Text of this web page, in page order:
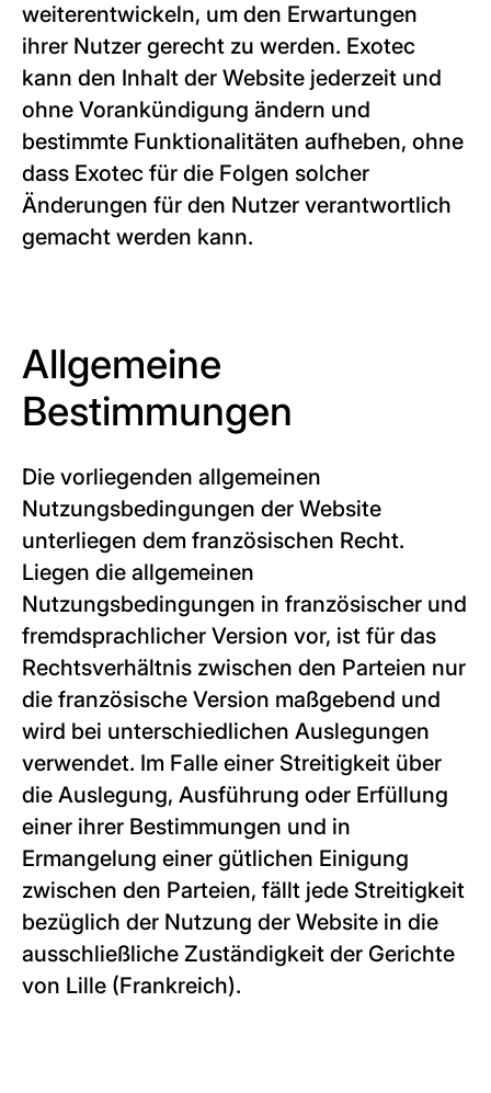
weiterentwickeln, um den Erwartungen
ihrer Nutzer gerecht zu werden. Exotec
kann den Inhalt der Website jederzeit und
ohne Vorankündigung ändern und
bestimmte Funktionalitäten aufheben, ohne
dass Exotec für die Folgen solcher
Änderungen für den Nutzer verantwortlich
gemacht werden kann.
Allgemeine
Bestimmungen
Die vorliegenden allgemeinen
Nutzungsbedingungen der Website
unterliegen dem französischen Recht.
Liegen die allgemeinen
Nutzungsbedingungen in französischer und
fremdsprachlicher Version vor, ist für das
Rechtsverhältnis zwischen den Parteien nur
die französische Version maßgebend und
wird bei unterschiedlichen Auslegungen
verwendet. Im Falle einer Streitigkeit über
die Auslegung, Ausführung oder Erfüllung
einer ihrer Bestimmungen und in
Ermangelung einer gütlichen Einigung
zwischen den Parteien, fällt jede Streitigkeit
bezüglich der Nutzung der Website in die
ausschließliche Zuständigkeit der Gerichte
von Lille (Frankreich).